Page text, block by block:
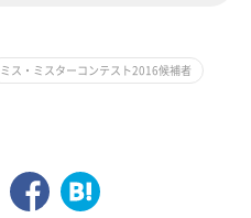
ミス・ミスターコンテスト2016候補者